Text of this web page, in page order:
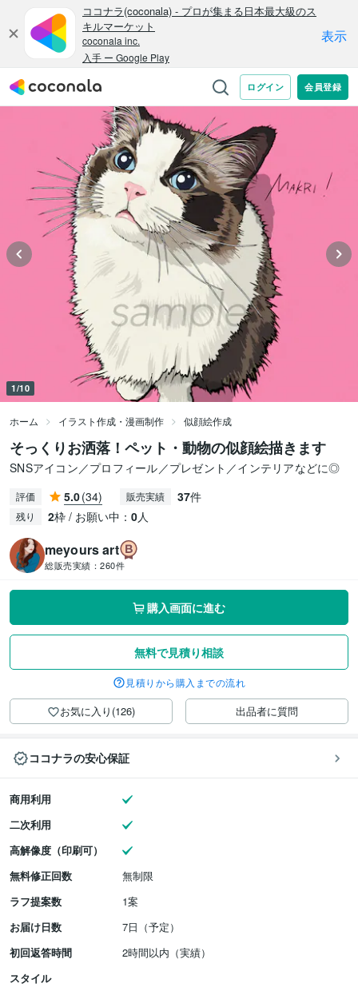
1/10
ホーム イラスト作成・漫画制作 似顔絵作成
そっくりお洒落！ペット・動物の似顔絵描きます
SNSアイコン／プロフィール／プレゼント／インテリアなどに◎
評価 5.0(34) 販売実績 37件
残り 2枠 / お願い中： 0人
meyours art
総販売実績： 260件
購入画面に進む
無料で見積り相談
見積りから購入までの流れ
お気に入り(126) 出品者に質問
ココナラの安心保証
商用利用
二次利用
高解像度（印刷可）
無料修正回数
無制限
ラフ提案数
1案
お届け日数
7日（予定）
初回返答時間
2時間以内（実績）
スタイル